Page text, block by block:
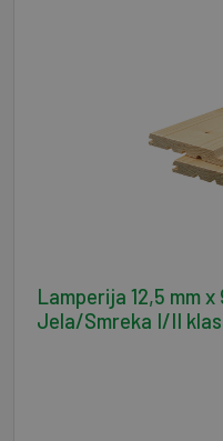
Lamperija 12,5 mm
Jela/Smreka I/II